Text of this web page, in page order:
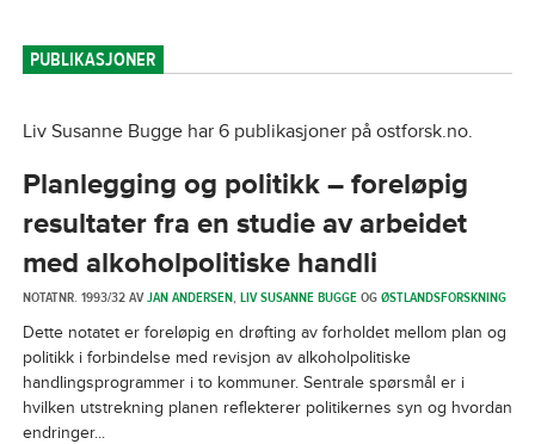
PUBLIKASJONER
Liv Susanne Bugge har 6 publikasjoner på ostforsk.no.
Planlegging og politikk – foreløpig
resultater fra en studie av arbeidet
med alkoholpolitiske handli
NOTATNR. 1993/32 AVJAN ANDERSEN,LIV SUSANNE BUGGEOGØSTLANDSFORSKNING
Dette notatet er foreløpig en drøfting av forholdet mellom plan og
politikk i forbindelse med revisjon av alkoholpolitiske
handlingsprogrammer i to kommuner. Sentrale spørsmål er i
hvilken utstrekning planen reflekterer politikernes syn og hvordan
endringer...